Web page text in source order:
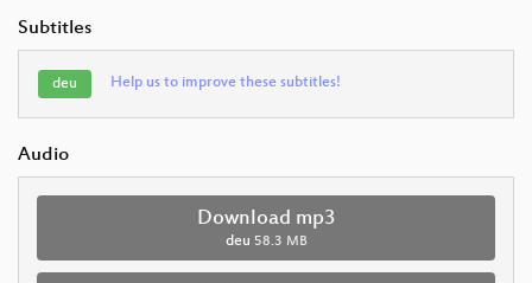
Subtitles
deu Help us to improve these subtitles!
Audio
Download mp3
deu 58.3 MB